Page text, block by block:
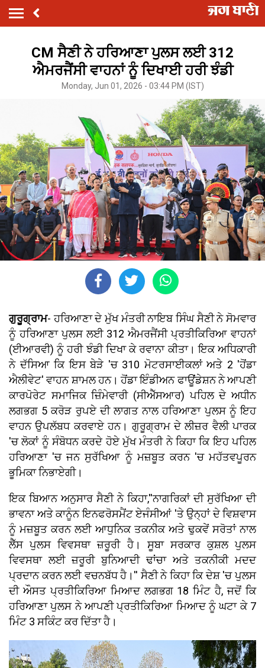
CM ਸੈਣੀ ਨੇ ਹਰਿਆਣਾ ਪੁਲਸ ਲਈ 312
ਐਮਰਜੈਂਸੀ ਵਾਹਨਾਂ ਨੂੰ ਦਿਖਾਈ ਹਰੀ ਝੰਡੀ
Monday, Jun 01, 2026 - 03:44 PM (IST)
ਗੁਰੂਗ੍ਰਾਮ- ਹਰਿਆਣਾ ਦੇ ਮੁੱਖ ਮੰਤਰੀ ਨਾਇਬ ਸਿੰਘ ਸੈਣੀ ਨੇ ਸੋਮਵਾਰ
ਨੂੰ ਹਰਿਆਣਾ ਪੁਲਸ ਲਈ 312 ਐਮਰਜੈਂਸੀ ਪ੍ਰਤੀਕਿਰਿਆ ਵਾਹਨਾਂ
(ਈਆਰਵੀ) ਨੂੰ ਹਰੀ ਝੰਡੀ ਦਿਖਾ ਕੇ ਰਵਾਨਾ ਕੀਤਾ। ਇਕ ਅਧਿਕਾਰੀ
ਨੇ ਦੱਸਿਆ ਕਿ ਇਸ ਬੇੜੇ 'ਚ 310 ਮੋਟਰਸਾਈਕਲਾਂ ਅਤੇ 2 'ਹੋਂਡਾ
ਐਲੀਵੇਟ' ਵਾਹਨ ਸ਼ਾਮਲ ਹਨ। ਹੋਂਡਾ ਇੰਡੀਅਨ ਫਾਊਂਡੇਸ਼ਨ ਨੇ ਆਪਣੀ
ਕਾਰਪੋਰੇਟ ਸਮਾਜਿਕ ਜ਼ਿੰਮੇਵਾਰੀ (ਸੀਐੱਸਆਰ) ਪਹਿਲ ਦੇ ਅਧੀਨ
ਲਗਭਗ 5 ਕਰੋੜ ਰੁਪਏ ਦੀ ਲਾਗਤ ਨਾਲ ਹਰਿਆਣਾ ਪੁਲਸ ਨੂੰ ਇਹ
ਵਾਹਨ ਉਪਲੱਬਧ ਕਰਵਾਏ ਹਨ। ਗੁਰੂਗ੍ਰਾਮ ਦੇ ਲੀਜ਼ਰ ਵੈਲੀ ਪਾਰਕ
'ਚ ਲੋਕਾਂ ਨੂੰ ਸੰਬੋਧਨ ਕਰਦੇ ਹੋਏ ਮੁੱਖ ਮੰਤਰੀ ਨੇ ਕਿਹਾ ਕਿ ਇਹ ਪਹਿਲ
ਹਰਿਆਣਾ 'ਚ ਜਨ ਸੁਰੱਖਿਆ ਨੂੰ ਮਜ਼ਬੂਤ ਕਰਨ 'ਚ ਮਹੱਤਵਪੂਰਨ
ਭੂਮਿਕਾ ਨਿਭਾਏਗੀ।
ਇਕ ਬਿਆਨ ਅਨੁਸਾਰ ਸੈਣੀ ਨੇ ਕਿਹਾ,''ਨਾਗਰਿਕਾਂ ਦੀ ਸੁਰੱਖਿਆ ਦੀ
ਭਾਵਨਾ ਅਤੇ ਕਾਨੂੰਨ ਇਨਫਰੋਸਮੈਂਟ ਏਜੰਸੀਆਂ 'ਤੇ ਉਨ੍ਹਾਂ ਦੇ ਵਿਸ਼ਵਾਸ
ਨੂੰ ਮਜ਼ਬੂਤ ਕਰਨ ਲਈ ਆਧੁਨਿਕ ਤਕਨੀਕ ਅਤੇ ਢੁਕਵੇਂ ਸਰੋਤਾਂ ਨਾਲ
ਲੈੱਸ ਪੁਲਸ ਵਿਵਸਥਾ ਜ਼ਰੂਰੀ ਹੈ। ਸੂਬਾ ਸਰਕਾਰ ਕੁਸ਼ਲ ਪੁਲਸ
ਵਿਵਸਥਾ ਲਈ ਜ਼ਰੂਰੀ ਬੁਨਿਆਦੀ ਢਾਂਚਾ ਅਤੇ ਤਕਨੀਕੀ ਮਦਦ
ਪ੍ਰਦਾਨ ਕਰਨ ਲਈ ਵਚਨਬੱਧ ਹੈ।'' ਸੈਣੀ ਨੇ ਕਿਹਾ ਕਿ ਦੇਸ਼ 'ਚ ਪੁਲਸ
ਦੀ ਔਸਤ ਪ੍ਰਤੀਕਿਰਿਆ ਮਿਆਦ ਲਗਭਗ 18 ਮਿੰਟ ਹੈ, ਜਦੋਂ ਕਿ
ਹਰਿਆਣਾ ਪੁਲਸ ਨੇ ਆਪਣੀ ਪ੍ਰਤੀਕਿਰਿਆ ਮਿਆਦ ਨੂੰ ਘਟਾ ਕੇ 7
ਮਿੰਟ 3 ਸਕਿੰਟ ਕਰ ਦਿੱਤਾ ਹੈ।